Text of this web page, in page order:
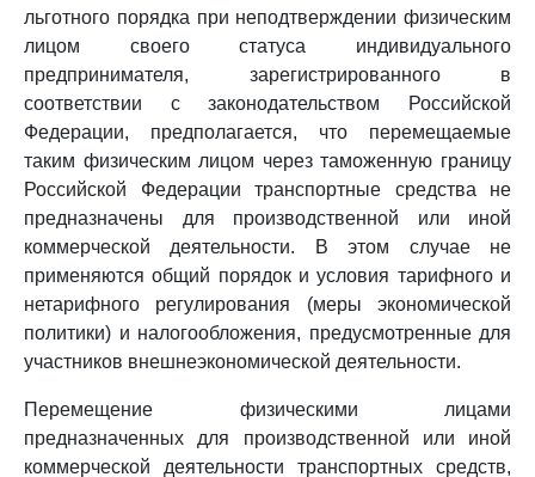
льготного порядка при неподтверждении физическим
лицом своего статуса индивидуального
предпринимателя, зарегистрированного в
соответствии с законодательством Российской
Федерации, предполагается, что перемещаемые
таким физическим лицом через таможенную границу
Российской Федерации транспортные средства не
предназначены для производственной или иной
коммерческой деятельности. В этом случае не
применяются общий порядок и условия тарифного и
нетарифного регулирования (меры экономической
политики) и налогообложения, предусмотренные для
участников внешнеэкономической деятельности.
Перемещение физическими лицами
предназначенных для производственной или иной
коммерческой деятельности транспортных средств,